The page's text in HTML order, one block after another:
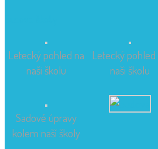
Letecký pohled na
naši školu
Letecký pohled
naši školu
Sadové úpravy
kolem naší školy